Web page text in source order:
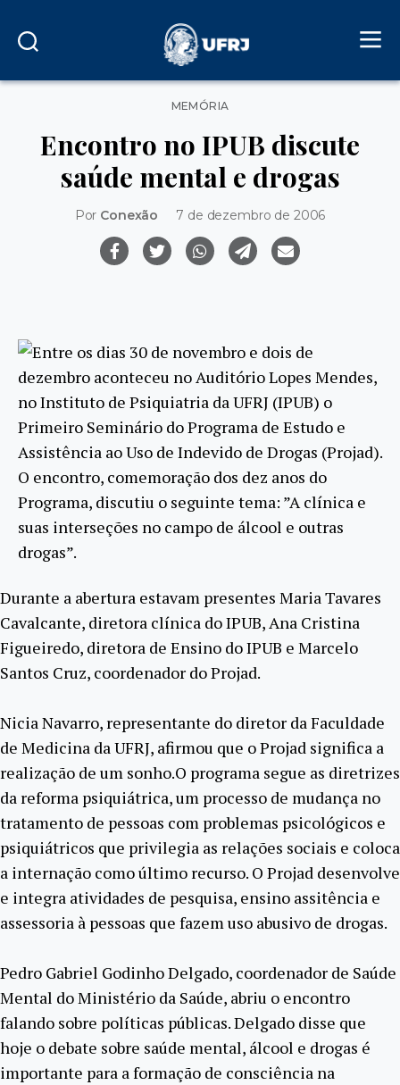
Categorias
MEMÓRIA
Encontro no IPUB discute
saúde mental e drogas
Por Conexão 7 de dezembro de 2006
Entre os dias 30 de novembro e dois de
dezembro aconteceu no Auditório Lopes Mendes,
no Instituto de Psiquiatria da UFRJ (IPUB) o
Primeiro Seminário do Programa de Estudo e
Assistência ao Uso de Indevido de Drogas (Projad).
O encontro, comemoração dos dez anos do
Programa, discutiu o seguinte tema: ”A clínica e
suas interseções no campo de álcool e outras
drogas”.
Durante a abertura estavam presentes Maria Tavares
Cavalcante, diretora clínica do IPUB, Ana Cristina
Figueiredo, diretora de Ensino do IPUB e Marcelo
Santos Cruz, coordenador do Projad.
Nicia Navarro, representante do diretor da Faculdade
de Medicina da UFRJ, afirmou que o Projad significa a
realização de um sonho.O programa segue as diretrizes
da reforma psiquiátrica, um processo de mudança no
tratamento de pessoas com problemas psicológicos e
psiquiátricos que privilegia as relações sociais e coloca
a internação como último recurso. O Projad desenvolve
e integra atividades de pesquisa, ensino assitência e
assessoria à pessoas que fazem uso abusivo de drogas.
Pedro Gabriel Godinho Delgado, coordenador de Saúde
Mental do Ministério da Saúde, abriu o encontro
falando sobre políticas públicas. Delgado disse que
hoje o debate sobre saúde mental, álcool e drogas é
importante para a formação de consciência na